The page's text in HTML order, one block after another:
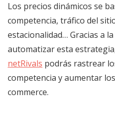
Los precios dinámicos se
competencia, tráfico del
estacionalidad… Gracias a
automatizar esta
netRivals podrás rastrear
competencia y aumentar
commerce.